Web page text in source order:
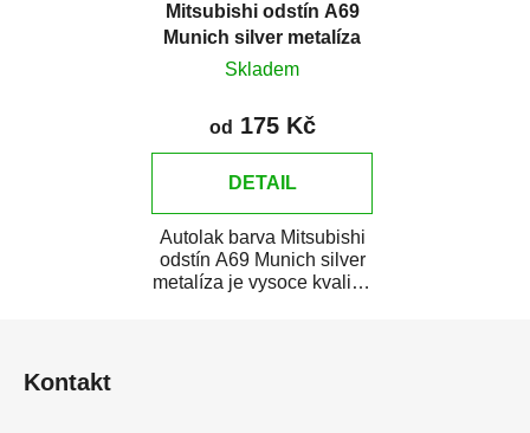
Mitsubishi odstín A69
Munich silver metalíza
Skladem
od 175 Kč
DETAIL
Autolak barva Mitsubishi
odstín A69 Munich silver
metalíza je vysoce kvalitní
Kontakt